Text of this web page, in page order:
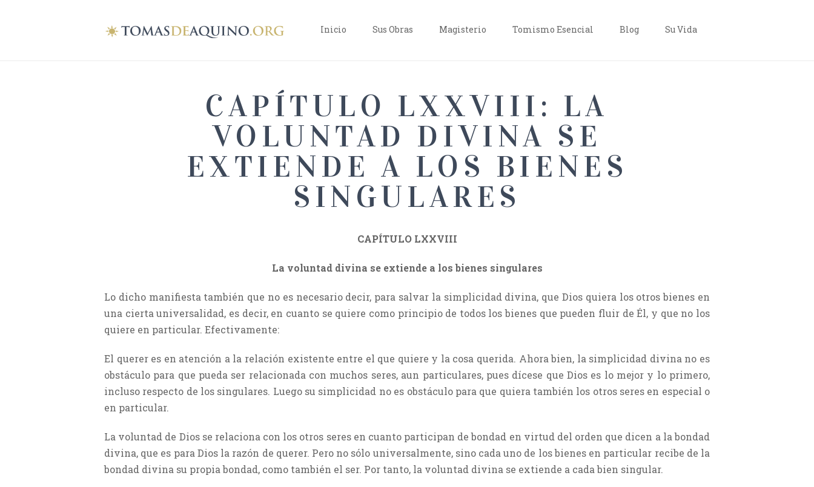
Inicio Sus Obras Magisterio Tomismo Esencial Blog Su Vida
CAPÍTULO LXXVIII: LA
VOLUNTAD DIVINA SE
EXTIENDE A LOS BIENES
SINGULARES
CAPÍTULO LXXVIII
La voluntad divina se extiende a los bienes singulares
Lo dicho manifiesta también que no es necesario decir, para salvar la simplicidad divina, que Dios quiera los otros bienes en
una cierta universalidad, es decir, en cuanto se quiere como principio de todos los bienes que pueden fluir de Él, y que no los
quiere en particular. Efectivamente:
El querer es en atención a la relación existente entre el que quiere y la cosa querida. Ahora bien, la simplicidad divina no es
obstáculo para que pueda ser relacionada con muchos seres, aun particulares, pues dícese que Dios es lo mejor y lo primero,
incluso respecto de los singulares. Luego su simplicidad no es obstáculo para que quiera también los otros seres en especial o
en particular.
La voluntad de Dios se relaciona con los otros seres en cuanto participan de bondad en virtud del orden que dicen a la bondad
divina, que es para Dios la razón de querer. Pero no sólo universalmente, sino cada uno de los bienes en particular recibe de la
bondad divina su propia bondad, como también el ser. Por tanto, la voluntad divina se extiende a cada bien singular.